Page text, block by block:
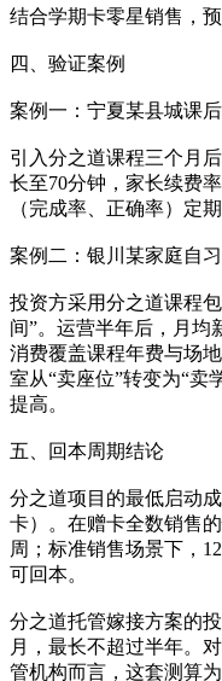
结合学期卡零星销售，
四、验证案例
案例一：宁夏某县城课
引入分之道课程三个月
长至70分钟，家长续费
（完成率、正确率）定
案例二：银川某家庭自
投资方采用分之道课程
间”。运营半年后，月均
消费覆盖课程年费与场
室从“卖座位”转变为“卖
提高。
五、回本周期结论
分之道项目的最低启动
卡）。在赠卡全数销售
周；标准销售场景下，
可回本。
分之道托管嫁接方案的
月，最长不超过半年。
管机构而言，这套测算